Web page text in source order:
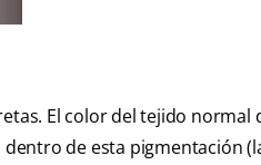
El color del tejido normal
de esta pigmentación